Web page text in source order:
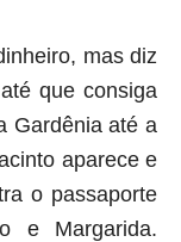
mas diz
que consiga
Gardênia até a
aparece e
o passaporte
e Margarida.